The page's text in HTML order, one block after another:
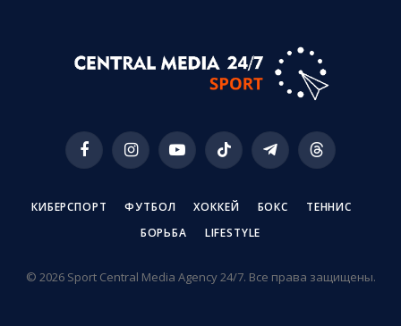
FacebookInstagramYouTubeTikTok TelegramThreads
КИБЕРСПОРТ ФУТБОЛ ХОККЕЙ БОКС
ТЕННИС
БОРЬБА
LIFESTYLE
© 2026 Sport Central Media Agency 24/7. Все права защищены.